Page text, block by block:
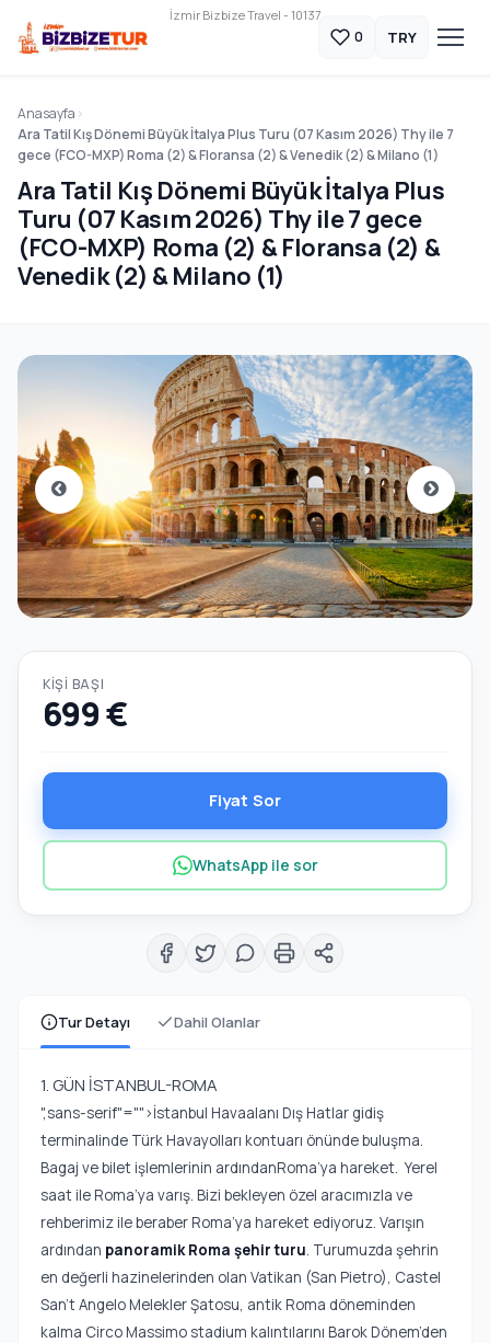
İzmir Bizbize Travel - 10137
0 TRY
Anasayfa
Ara Tatil Kış Dönemi Büyük İtalya Plus Turu (07 Kasım 2026) Thy ile 7
gece (FCO-MXP) Roma (2) & Floransa (2) & Venedik (2) & Milano (1)
Ara Tatil Kış Dönemi Büyük İtalya Plus
Turu (07 Kasım 2026) Thy ile 7 gece
(FCO-MXP) Roma (2) & Floransa (2) &
Venedik (2) & Milano (1)
Tur Detayı Dahil Olanlar
1. GÜN İSTANBUL-ROMA
",sans-serif"="">İstanbul Havaalanı Dış Hatlar gidiş
terminalinde Türk Havayolları kontuarı önünde buluşma.
Bagaj ve bilet işlemlerinin ardındanRoma’ya hareket. Yerel
saat ile Roma’ya varış. Bizi bekleyen özel aracımızla ve
rehberimiz ile beraber Roma’ya hareket ediyoruz. Varışın
ardından panoramik Roma şehir turu. Turumuzda şehrin
en değerli hazinelerinden olan Vatikan (San Pietro), Castel
San't Angelo Melekler Şatosu, antik Roma döneminden
kalma Circo Massimo stadium kalıntılarını Barok Dönem’den
KIŞI BAŞI
699 €
Fiyat Sor
WhatsApp ile sor